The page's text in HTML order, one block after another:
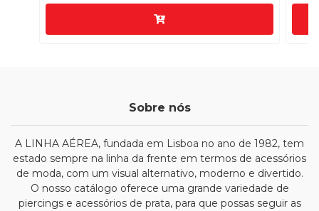
Sobre nós
A LINHA AÉREA, fundada em Lisboa no ano de 1982, tem
estado sempre na linha da frente em termos de acessórios
de moda, com um visual alternativo, moderno e divertido.
O nosso catálogo oferece uma grande variedade de
piercings e acessórios de prata, para que possas seguir as